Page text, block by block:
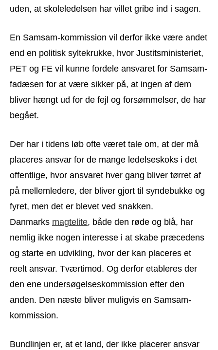
uden, at skoleledelsen har villet gribe ind i sagen.
En Samsam-kommission vil derfor ikke være andet
end en politisk syltekrukke, hvor Justitsministeriet,
PET og FE vil kunne fordele ansvaret for Samsam-
fadæsen for at være sikker på, at ingen af dem
bliver hængt ud for de fejl og forsømmelser, de har
begået.
Der har i tidens løb ofte været tale om, at der må
placeres ansvar for de mange ledelseskoks i det
offentlige, hvor ansvaret hver gang bliver tørret af
på mellemledere, der bliver gjort til syndebukke og
fyret, men det er blevet ved snakken.
Danmarks magtelite, både den røde og blå, har
nemlig ikke nogen interesse i at skabe præcedens
og starte en udvikling, hvor der kan placeres et
reelt ansvar. Tværtimod. Og derfor etableres der
den ene undersøgelseskommission efter den
anden. Den næste bliver muligvis en Samsam-
kommission.
Bundlinjen er, at et land, der ikke placerer ansvar